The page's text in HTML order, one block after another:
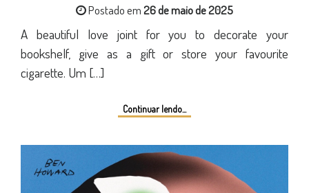
Postado em26 de maio de 2025
A beautiful love joint for you to decorate your
bookshelf, give as a gift or store your favourite
cigarette. Um […]
Continuar lendo...